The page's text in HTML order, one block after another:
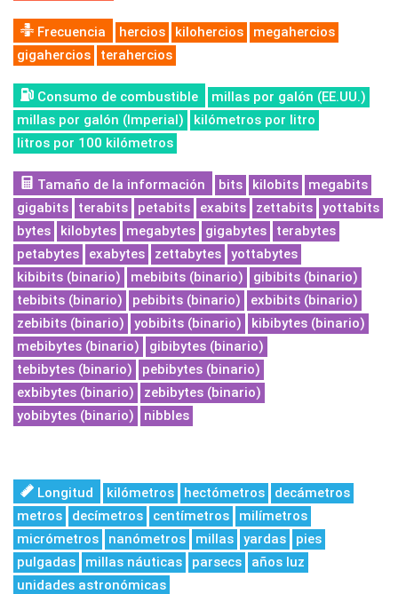
Frecuencia hercios kilohercios
megahercios
gigahercios
terahercios
Consumo de combustible
millas por galón (EE.UU.)
millas por galón (Imperial)
kilómetros por litro
litros por 100 kilómetros
Tamaño de la información bits kilobits
megabits
gigabits
terabits petabits exabits zettabits
yottabits
bytes
kilobytes megabytes gigabytes
terabytes
petabytes
exabytes zettabytes
yottabytes
kibibits (binario)
mebibits (binario)
gibibits (binario)
tebibits (binario)
pebibits (binario)
exbibits (binario)
zebibits (binario)
yobibits (binario)
kibibytes (binario)
mebibytes (binario)
gibibytes (binario)
tebibytes (binario)
pebibytes (binario)
exbibytes (binario)
zebibytes (binario)
yobibytes (binario)
nibbles
Longitud kilómetros hectómetros
decámetros
metros
decímetros centímetros
milímetros
micrómetros
nanómetros millas yardas
pies
pulgadas
millas náuticas parsecs
años luz
unidades astronómicas